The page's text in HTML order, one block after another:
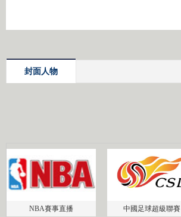
封面人物